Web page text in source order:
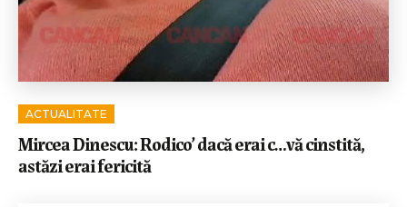
ACTUALITATE
Mircea Dinescu: Rodico’ dacă erai c…vă cinstită,
astăzi erai fericită